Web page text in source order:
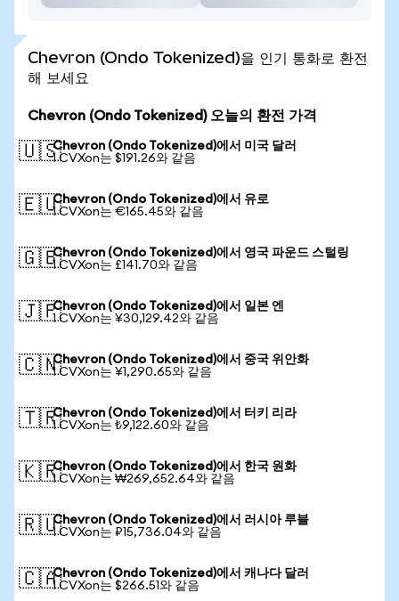
Chevron (Ondo Tokenized)을 인기 통화로 환전
해 보세요
Chevron (Ondo Tokenized) 오늘의 환전 가격
🇺🇸Chevron (Ondo Tokenized)에서 미국 달러
1 CVXon는 $191.26와 같음
🇪🇺Chevron (Ondo Tokenized)에서 유로
1 CVXon는 €165.45와 같음
🇬🇧Chevron (Ondo Tokenized)에서 영국 파운드 스털링
1 CVXon는 £141.70와 같음
🇯🇵Chevron (Ondo Tokenized)에서 일본 엔
1 CVXon는 ¥30,129.42와 같음
🇨🇳Chevron (Ondo Tokenized)에서 중국 위안화
1 CVXon는 ¥1,290.65와 같음
🇹🇷Chevron (Ondo Tokenized)에서 터키 리라
1 CVXon는 ₺9,122.60와 같음
🇰🇷Chevron (Ondo Tokenized)에서 한국 원화
1 CVXon는 ₩269,652.64와 같음
🇷🇺Chevron (Ondo Tokenized)에서 러시아 루블
1 CVXon는 ₽15,736.04와 같음
🇨🇦Chevron (Ondo Tokenized)에서 캐나다 달러
1 CVXon는 $266.51와 같음